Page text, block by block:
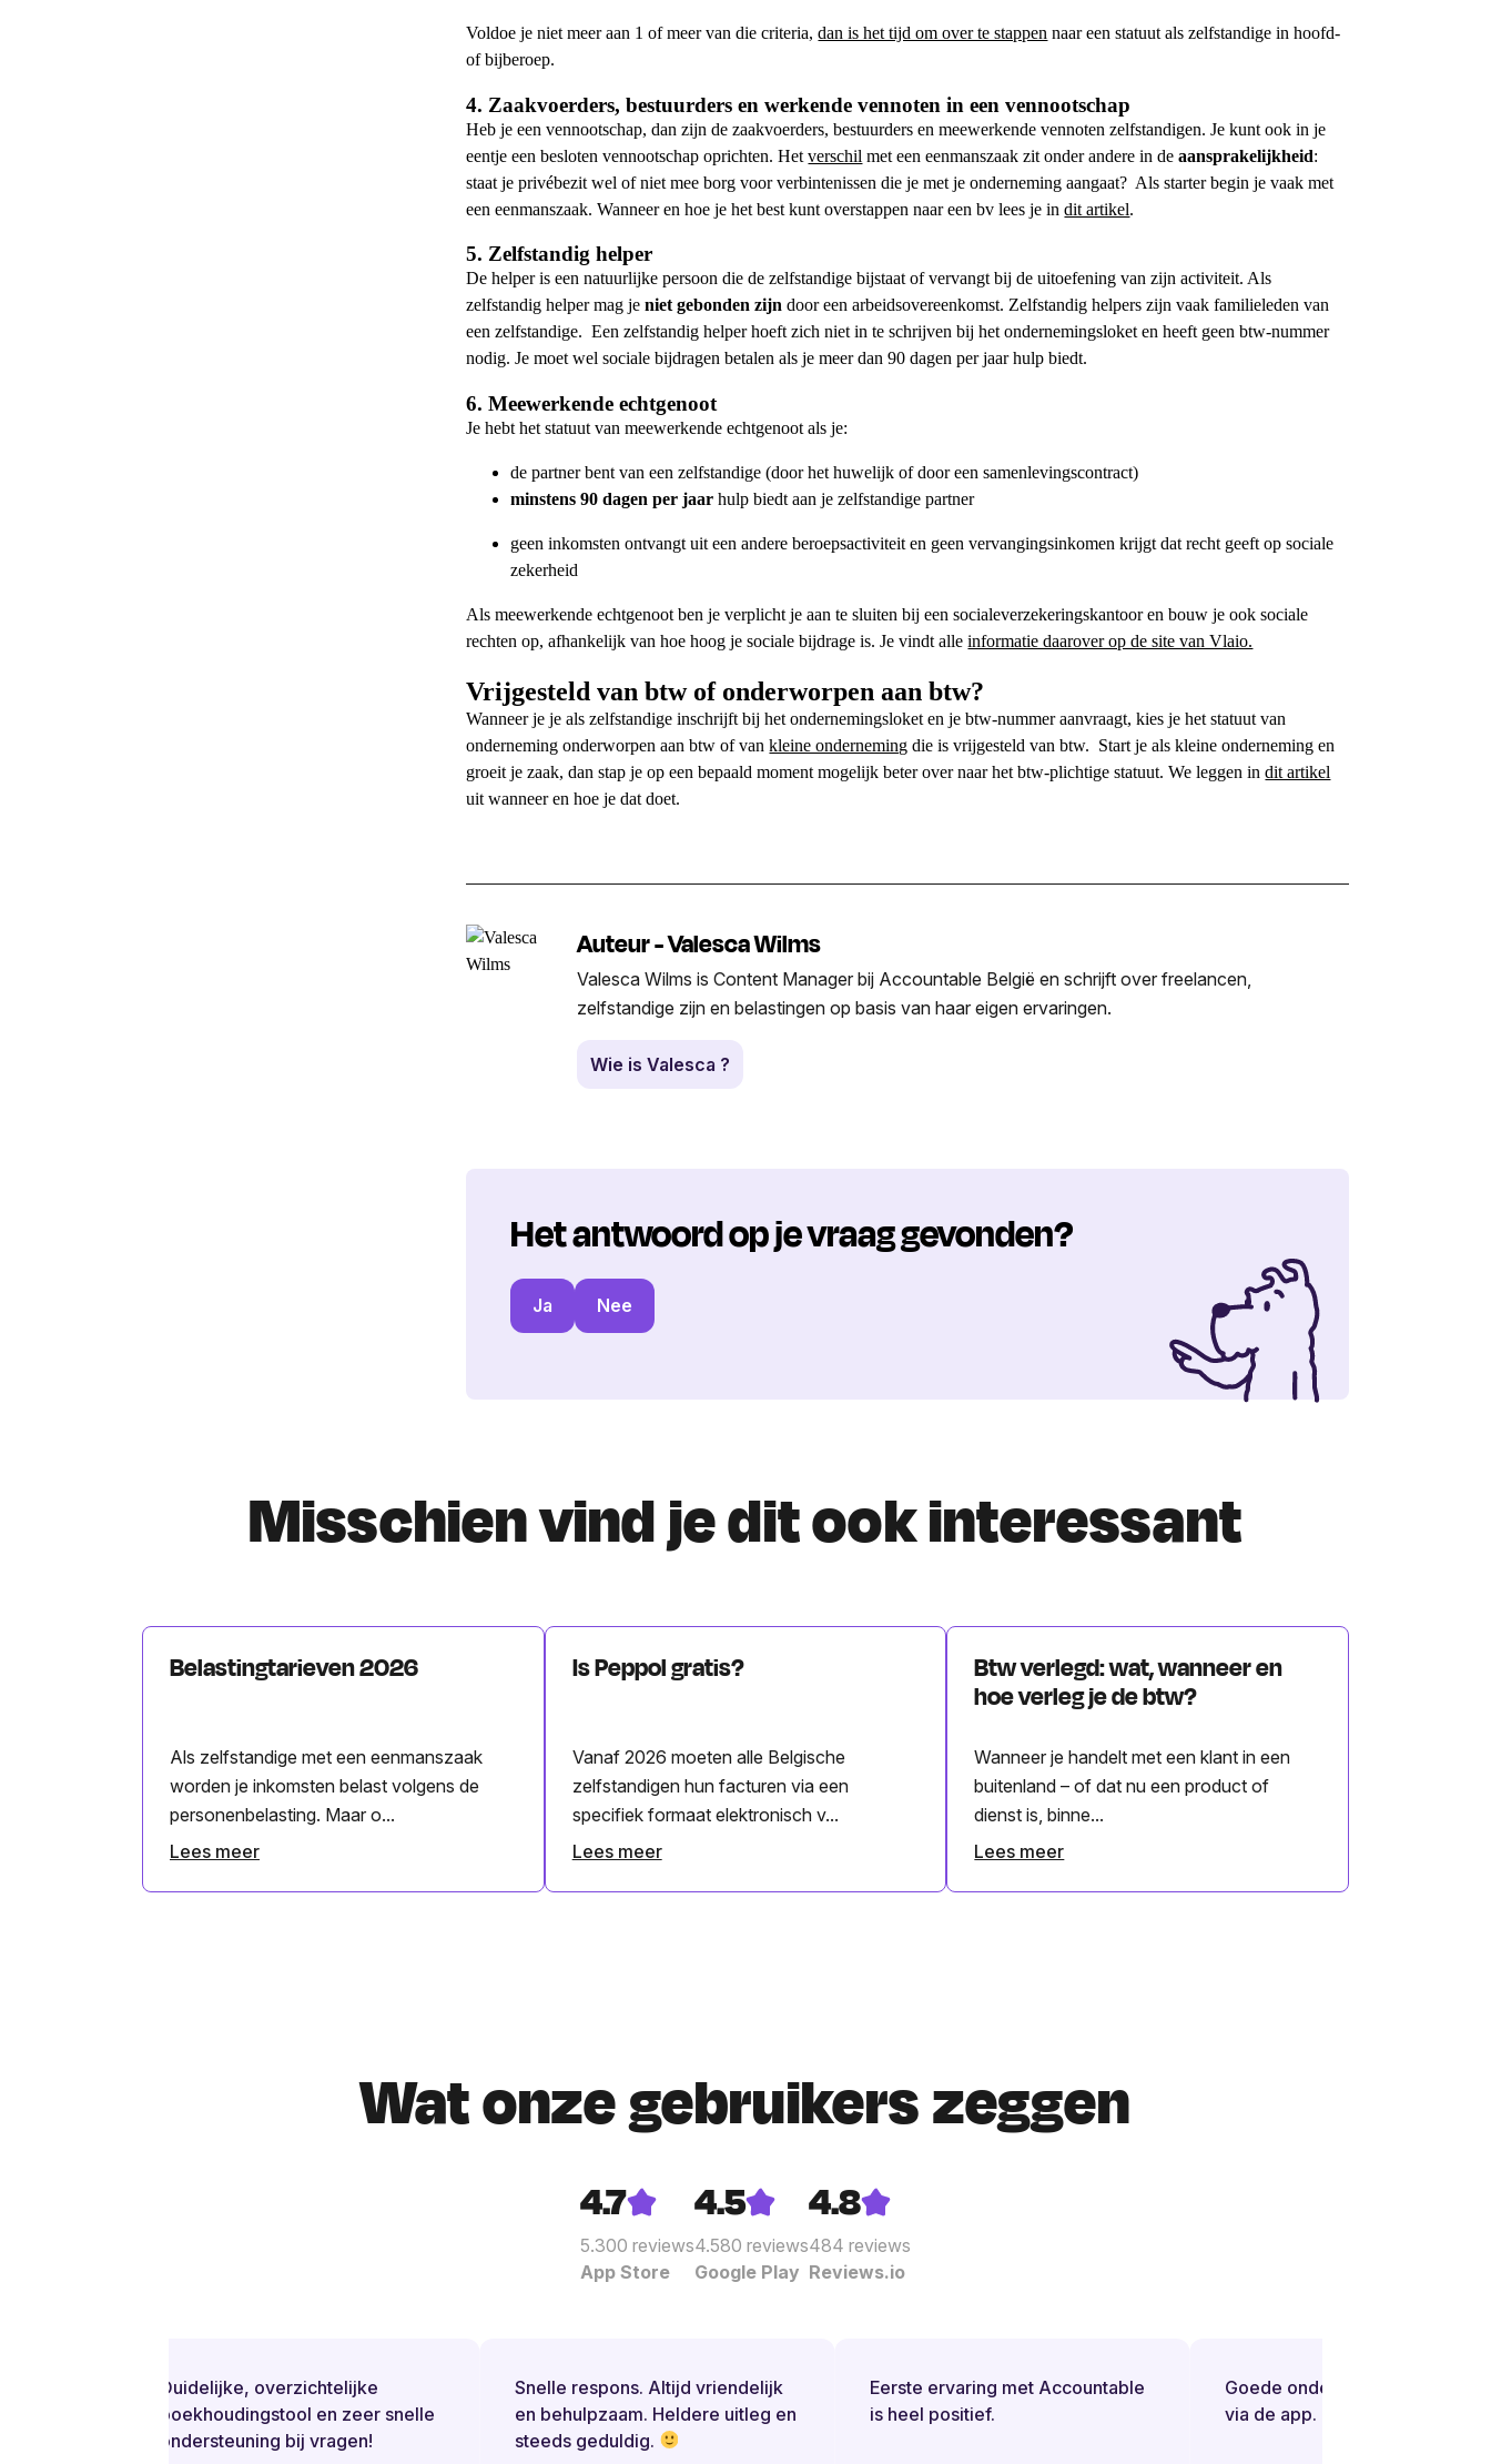
Voldoe je niet meer aan 1 of meer van die criteria,dan is het tijd om over te stappen naar een statuut als zelfstandige in hoofd-
of bijberoep.
4. Zaakvoerders, bestuurders en werkende vennoten in eenvennootschap
Heb je een vennootschap, dan zijn de zaakvoerders, bestuurders en meewerkende vennoten zelfstandigen. Je kunt ook in je
eentje eenbesloten vennootschap oprichten. Hetverschil met een eenmanszaak zit onder andere in deaansprakelijkheid:
staat je privébezit wel of niet mee borg voor verbintenissen die je met je onderneming aangaat? Als starter begin je vaak met
een eenmanszaak. Wanneer en hoe je het best kunt overstappen naar een bv lees je indit artikel.
5.Zelfstandig helper
De helper is een natuurlijke persoon die de zelfstandige bijstaat of vervangt bij de uitoefening van zijn activiteit. Als
zelfstandig helper mag jeniet gebonden zijn door een arbeidsovereenkomst. Zelfstandig helpers zijn vaak familieleden van
een zelfstandige. Eenzelfstandig helperhoeft zich niet in te schrijven bij het ondernemingsloket en heeft geen btw-nummer
nodig. Je moet wel sociale bijdragen betalen als je meer dan 90 dagen per jaar hulp biedt.
6. Meewerkende echtgenoot
Je hebt het statuut vanmeewerkende echtgenoot als je:
de partner bent van een zelfstandige (door het huwelijk of door een samenlevingscontract)
minstens 90 dagen per jaar hulp biedt aan je zelfstandige partner
geen inkomsten ontvangt uit een andere beroepsactiviteit en geen vervangingsinkomen krijgt dat recht geeft op sociale
zekerheid
Alsmeewerkende echtgenoot ben je verplicht je aan te sluiten bij een socialeverzekeringskantoor en bouw je ook sociale
rechten op, afhankelijk van hoe hoog je sociale bijdrage is. Je vindt alleinformatie daarover op de site van Vlaio.
Vrijgesteld van btwof onderworpen aan btw?
Wanneer je je als zelfstandige inschrijft bij het ondernemingsloket en je btw-nummer aanvraagt, kies je het statuut van
onderneming onderworpen aan btw of vankleine onderneming die is vrijgesteld van btw. Start je alskleine onderneming en
groeit je zaak, dan stap je op een bepaald moment mogelijk beter over naar het btw-plichtige statuut. We leggen indit artikel
uit wanneer en hoe je dat doet.
Auteur - Valesca Wilms
Valesca Wilms is Content Manager bij Accountable België en schrijft over freelancen,
zelfstandige zijn en belastingen op basis van haar eigen ervaringen.
Wie is Valesca ?
Het antwoord op je vraag gevonden?
Ja Nee
Misschien vind je dit ook interessant
Belastingtarieven 2026
Als zelfstandige met een eenmanszaak
worden je inkomsten belast volgens de
personenbelasting. Maar o...
Lees meer
Is Peppol gratis?
Vanaf 2026 moeten alle Belgische
zelfstandigen hun facturen via een
specifiek formaat elektronisch v...
Lees meer
Btw verlegd: wat, wanneer en
hoe verleg je de btw?
Wanneer je handelt met een klant in een
buitenland – of dat nu een product of
dienst is, binne...
Lees meer
Wat onze gebruikers zeggen
4.7
5.300 reviews
App Store
4.5
4.580 reviews
Google Play
4.8
484 reviews
Reviews.io
Duidelijke, overzichtelijke
boekhoudingstool en zeer snelle
ondersteuning bij vragen!
Snelle respons. Altijd vriendelijk
en behulpzaam. Heldere uitleg en
steeds geduldig.
Eerste ervaring met Accountable
is heel positief.
Goede ondersteuning bij vragen
via de app.